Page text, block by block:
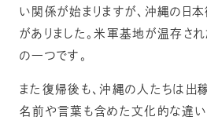
い関係が始まりますが、沖縄の日
がありました。米軍基地が温存され
の一つです。
また復帰後も、沖縄の人たちは出
名前や言葉も含めた文化的な違